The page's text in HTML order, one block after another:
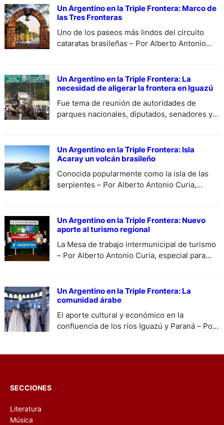
Un Argentino en la Triple Frontera: Marco de
las Tres Fronteras
Uno de los paseos más lindos del circuito
cataratas brasileñas – Por Alberto Antonio
Un Argentino en la Triple Frontera: La
necesidad de aligerar la frontera en Iguazú
Fue tema de reunión de autoridades de
parques nacionales, diputados, senadores y
Un Argentino en la Triple Frontera: Isla
Acaray un volcán brasileño
Conocida popularmente como la isla de las
serpientes – Por Alberto Antonio Curia,
Un Argentino en la Triple Frontera: Nuevo
aporte al turismo regional
La Mesa de trabajo intermunicipal de turismo
– Por Alberto Antonio Curia, especial para
Un Argentino en la Triple Frontera: La
comunidad árabe
El aporte cultural y económico en la
confluencia de los ríos Iguazú y Paraná – Por
SECCIONES
Literatura
Música